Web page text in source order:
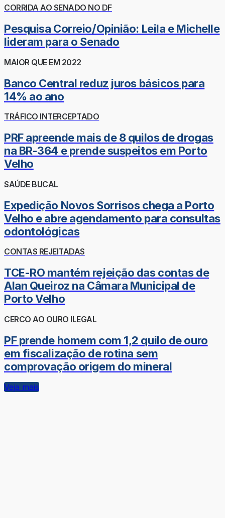
CORRIDA AO SENADO NO DF
Pesquisa Correio/Opinião: Leila e Michelle
lideram para o Senado
MAIOR QUE EM 2022
Banco Central reduz juros básicos para
14% ao ano
TRÁFICO INTERCEPTADO
PRF apreende mais de 8 quilos de drogas
na BR-364 e prende suspeitos em Porto
Velho
SAÚDE BUCAL
Expedição Novos Sorrisos chega a Porto
Velho e abre agendamento para consultas
odontológicas
CONTAS REJEITADAS
TCE-RO mantém rejeição das contas de
Alan Queiroz na Câmara Municipal de
Porto Velho
CERCO AO OURO ILEGAL
PF prende homem com 1,2 quilo de ouro
em fiscalização de rotina sem
comprovação origem do mineral
Veja mais